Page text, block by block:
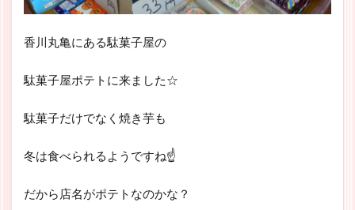
香川丸亀にある駄菓子屋の
駄菓子屋ポテトに来ました☆
駄菓子だけでなく焼き芋も
冬は食べられるようですね☝
だから店名がポテトなのかな？